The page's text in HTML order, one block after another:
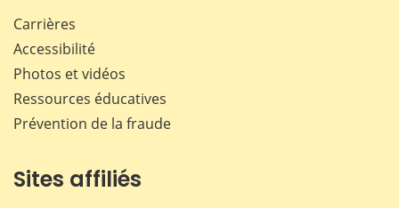
Carrières
Accessibilité
Photos et vidéos
Ressources éducatives
Prévention de la fraude
Sites affiliés